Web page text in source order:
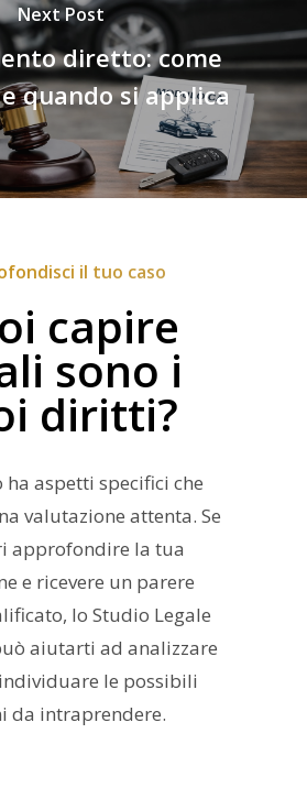
Next Post
diretto: come
quando si applica
il tuo caso
capire
sono i
diritti?
ha aspetti specifici che
valutazione attenta. Se
approfondire la tua
e ricevere un parere
lo Studio Legale
aiutarti ad analizzare
le possibili
da intraprendere.